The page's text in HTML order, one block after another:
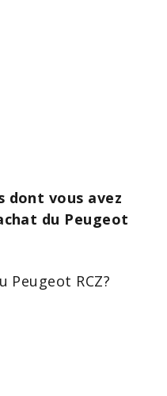
dont vous avez
du Peugeot
Peugeot RCZ?